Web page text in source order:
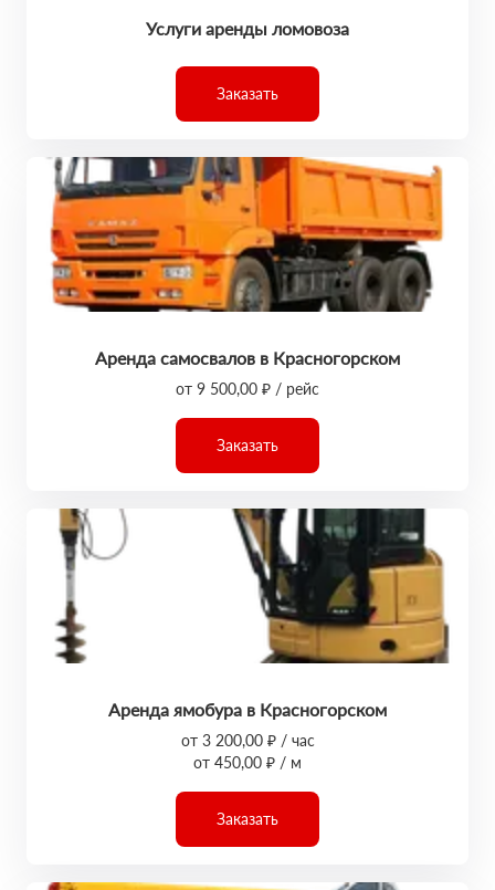
Услуги аренды ломовоза
Заказать
Аренда самосвалов в Красногорском
от 9 500,00 ₽ / рейс
Заказать
Аренда ямобура в Красногорском
от 3 200,00 ₽ / час
от 450,00 ₽ / м
Заказать